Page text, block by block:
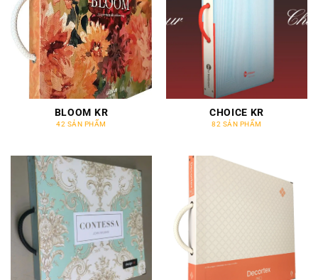
BLOOM KR
42 SẢN PHẨM
CHOICE KR
82 SẢN PHẨM